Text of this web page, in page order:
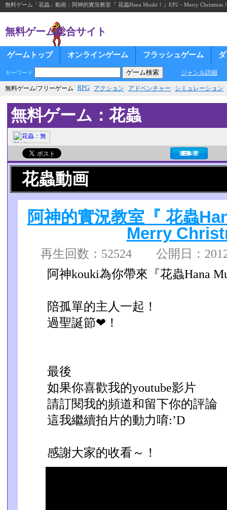
無料ゲーム「花蟲」動画：阿神的實況教室『 花蟲Hana Mushi！』EP2－Merry Christmas
無料ゲーム総合サイト
ゲームトップ オンラインゲーム フラッシュゲーム
キーワード ジャンル詳細
無料ゲーム/フリーゲーム RPG アクション アドベンチャー シミュレーション
無料ゲーム：花蟲
花蟲動画
阿神的實況教室『 花蟲
Merry
再生回数：52524 公開日：
阿神kouki為你帶來『花蟲Hana
陪孤單的主人一起！
過聖誕節❤！
最後
如果你喜歡我的youtube影片
請訂閱我的頻道和留下你的評論
這我繼續拍片的動力唷:’D
感謝大家的收看～！